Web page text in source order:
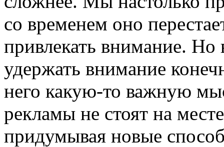
со временем оно
привлекать внимание. Но
удержать внимание
него какую-то важную
рекламы не стоят на
придумывая новые